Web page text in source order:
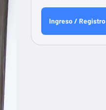
Ingreso / Registro